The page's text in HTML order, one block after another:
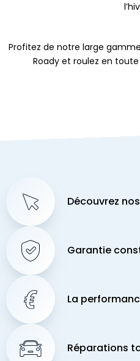
Profitez de notre large
Roady et roulez en
Découvrez
Garantie
La
Réparations